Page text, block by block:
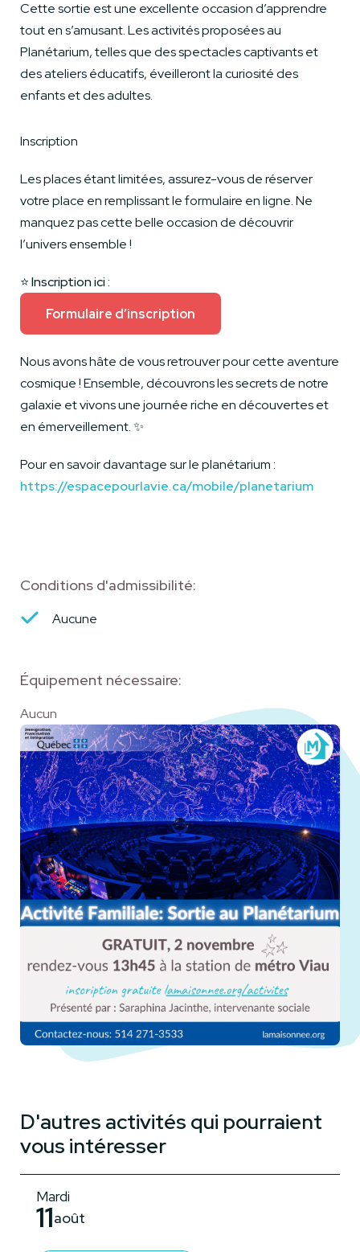
Cette sortie est une excellente occasion d’apprendre
tout en s’amusant. Les activités proposées au
Planétarium, telles que des spectacles captivants et
des ateliers éducatifs, éveilleront la curiosité des
enfants et des adultes.
Inscription
Les places étant limitées, assurez-vous de réserver
votre place en remplissant le formulaire en ligne. Ne
manquez pas cette belle occasion de découvrir
l’univers ensemble !
⭐️Inscription ici :
Formulaire d’inscription
Nous avons hâte de vous retrouver pour cette aventure
cosmique ! Ensemble, découvrons les secrets de notre
galaxie et vivons une journée riche en découvertes et
en émerveillement. ✨
Pour en savoir davantage sur le planétarium :
https://espacepourlavie.ca/mobile/planetarium
Conditions d'admissibilité:
Aucune
Équipement nécessaire:
Aucun
D'autres activités qui pourraient
vous intéresser
Mardi
11août